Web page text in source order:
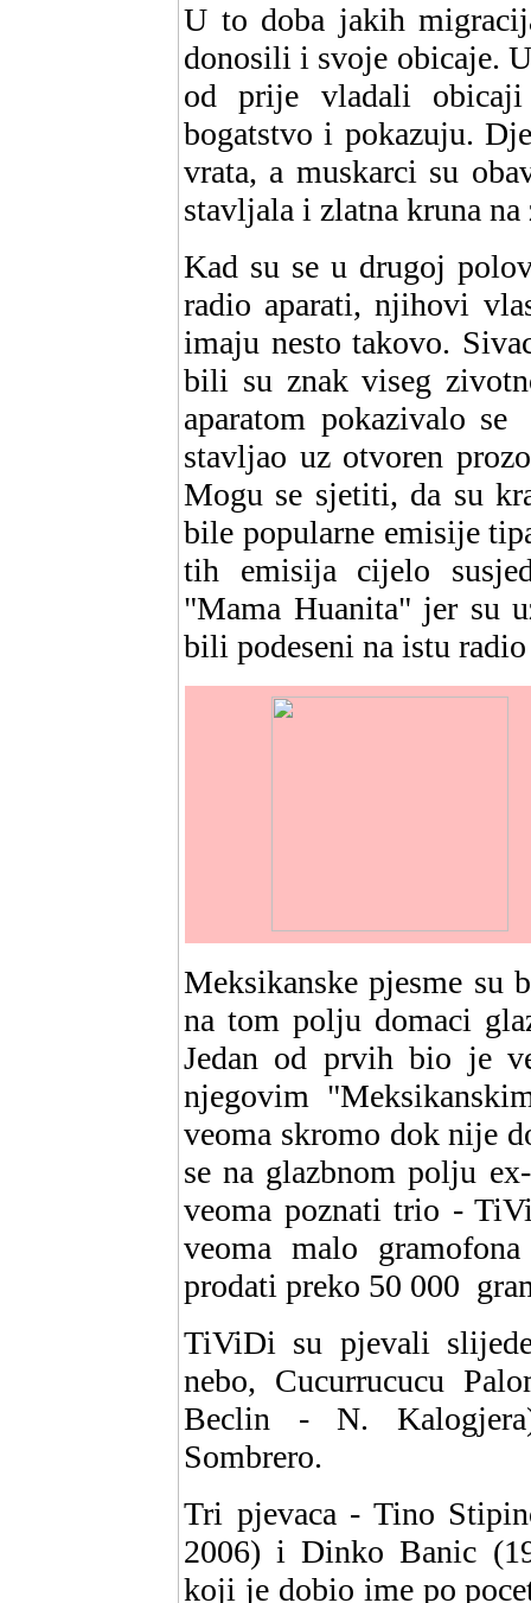
U to doba jakih
donosili i svoje obicaje.
od prije vladali
bogatstvo i pokazuju.
vrata, a muskarci su
stavljala i zlatna kruna na
Kad su se u drugoj
radio aparati, njihovi
imaju nesto takovo.
bili su znak viseg
aparatom pokazivalo
stavljao uz otvoren
Mogu se sjetiti, da su
bile popularne emisije
tih emisija cijelo
"Mama Huanita" jer su
bili podeseni na istu
Meksikanske pjesme su
na tom polju domaci
Jedan od prvih bio je
njegovim
veoma skromo dok nije
se na glazbnom polju
veoma poznati trio -
veoma malo
prodati preko 50 000
TiViDi su pjevali
nebo, Cucurrucucu
Beclin - N.
Sombrero.
Tri pjevaca - Tino
2006) i Dinko Banic
koji je dobio ime po